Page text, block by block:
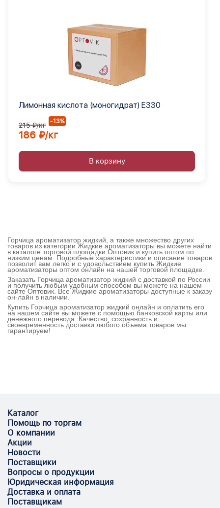
Лимонная кислота (моногидрат) Е330
215 ₽/кг -13%
186 ₽/кг
В корзину
Горчица ароматизатор жидкий, а также множество других
товаров из категории Жидкие ароматизаторы вы можете найти
в каталоге торговой площадки Оптовик и купить оптом по
низким ценам. Подробные характеристики и описание товаров
позволит вам легко и с удовольствием купить Жидкие
ароматизаторы оптом онлайн на нашей торговой площадке.
Заказать Горчица ароматизатор жидкий с доставкой по России
и получить любым удобным способом вы можете на нашем
сайте Оптовик. Все Жидкие ароматизаторы доступные к заказу
он-лайн в наличии.
Купить Горчица ароматизатор жидкий онлайн и оплатить его
на нашем сайте вы можете с помощью банковской карты или
денежного перевода. Качество, сохранность и
своевременность доставки любого объема товаров мы
гарантируем!
Каталог
Помощь по торгам
О компании
Акции
Новости
Поставщики
Вопросы о продукции
Юридическая информация
Доставка и оплата
Поставщикам